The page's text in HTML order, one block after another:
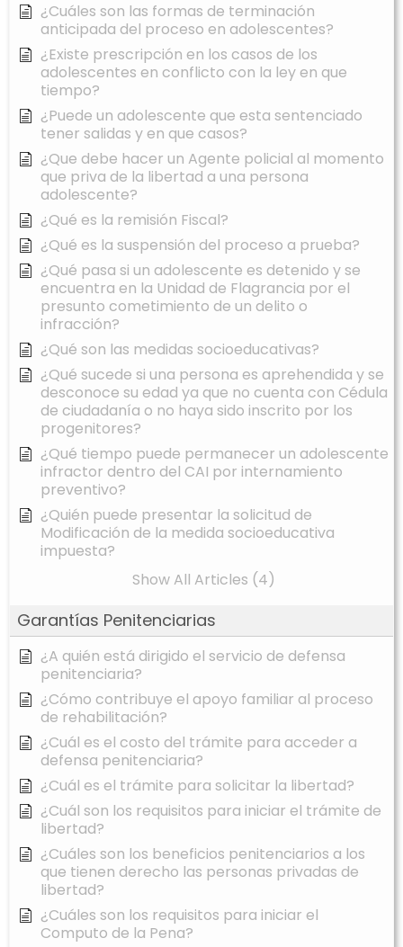
¿Cuáles son las formas de terminación
anticipada del proceso en adolescentes?
¿Existe prescripción en los casos de los
adolescentes en conflicto con la ley en que
tiempo?
¿Puede un adolescente que esta sentenciado
tener salidas y en que casos?
¿Que debe hacer un Agente policial al momento
que priva de la libertad a una persona
adolescente?
¿Qué es la remisión Fiscal?
¿Qué es la suspensión del proceso a prueba?
¿Qué pasa si un adolescente es detenido y se
encuentra en la Unidad de Flagrancia por el
presunto cometimiento de un delito o
infracción?
¿Qué son las medidas socioeducativas?
¿Qué sucede si una persona es aprehendida y se
desconoce su edad ya que no cuenta con Cédula
de ciudadanía o no haya sido inscrito por los
progenitores?
¿Qué tiempo puede permanecer un adolescente
infractor dentro del CAI por internamiento
preventivo?
¿Quién puede presentar la solicitud de
Modificación de la medida socioeducativa
impuesta?
Show All Articles (4)
Garantías Penitenciarias
¿A quién está dirigido el servicio de defensa
penitenciaria?
¿Cómo contribuye el apoyo familiar al proceso
de rehabilitación?
¿Cuál es el costo del trámite para acceder a
defensa penitenciaria?
¿Cuál es el trámite para solicitar la libertad?
¿Cuál son los requisitos para iniciar el trámite de
libertad?
¿Cuáles son los beneficios penitenciarios a los
que tienen derecho las personas privadas de
libertad?
¿Cuáles son los requisitos para iniciar el
Computo de la Pena?